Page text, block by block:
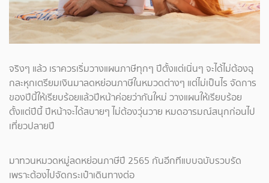
จริงๆ แล้ว เราควรเริ่มวางแผนภาษีทุกๆ ปีตั้งแต่เนิ่นๆ จะได้ไม่ต้องฉุ
กละหุกเตรียมเงินมาลดหย่อนภาษีในหมวดต่างๆ แต่ไม่เป็นไร จัดการ
ของปีนี้ให้เรียบร้อยแล้วปีหน้าค่อยว่ากันใหม่ วางแผนให้เรียบร้อย
ตั้งแต่ปีนี้ ปีหน้าจะได้สบายๆ ไม่ต้องวุ่นวาย หมดอารมณ์สนุกก่อนไป
เที่ยวปลายปี
มาทวนหมวดหมู่ลดหย่อนภาษีปี 2565 กันอีกทีแบบฉบับรวบรัด
เพราะต้องไปจัดกระเป๋าเดินทางต่อ